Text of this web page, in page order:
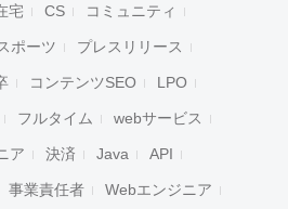
宅 CS コミュニティ
ポーツ プレスリリース
コンテンツSEO LPO
フルタイム webサービス
ア 決済 Java API
事業責任者 Webエンジニア